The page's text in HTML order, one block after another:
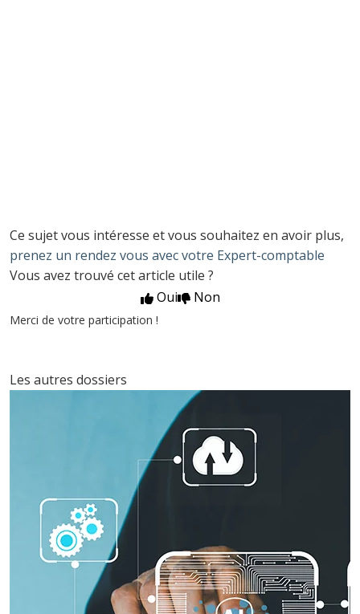
Ce sujet vous intéresse et vous souhaitez en avoir plus,
prenez un rendez vous avec votre Expert-comptable
Vous avez trouvé cet article utile ?
Oui
Non
Merci de votre participation !
Les autres dossiers